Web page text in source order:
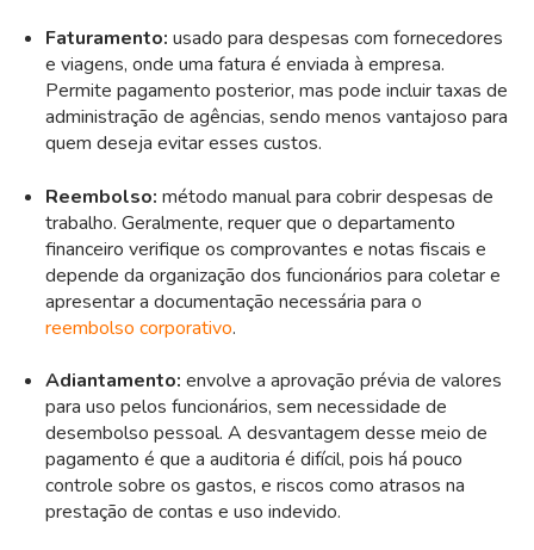
Faturamento: usado para despesas com fornecedores
e viagens, onde uma fatura é enviada à empresa.
Permite pagamento posterior, mas pode incluir taxas de
administração de agências, sendo menos vantajoso para
quem deseja evitar esses custos.
Reembolso: método manual para cobrir despesas de
trabalho. Geralmente, requer que o departamento
financeiro verifique os comprovantes e notas fiscais e
depende da organização dos funcionários para coletar e
apresentar a documentação necessária para o
reembolso corporativo.
Adiantamento: envolve a aprovação prévia de valores
para uso pelos funcionários, sem necessidade de
desembolso pessoal. A desvantagem desse meio de
pagamento é que a auditoria é difícil, pois há pouco
controle sobre os gastos, e riscos como atrasos na
prestação de contas e uso indevido.